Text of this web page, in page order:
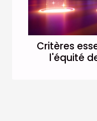
Critères
l'équité